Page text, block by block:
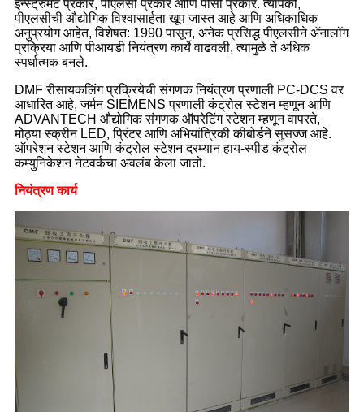
इन्स्ट्रुमेंट प्रकार, पीएलसी प्रकार आणि पीसी प्रकार. त्यापैकी,
पीएलसीची औद्योगिक विश्वासार्हता खूप जास्त आहे आणि अधिकाधिक
अनुप्रयोग आहेत, विशेषत: 1990 पासून, अनेक प्रसिद्ध पीएलसीने ॲनालॉग
प्रक्रिया आणि पीआयडी नियंत्रण कार्ये वाढवली, त्यामुळे ते अधिक
स्पर्धात्मक बनले.
DMF रीसायकलिंग प्रक्रियेची संगणक नियंत्रण प्रणाली PC-DCS वर
आधारित आहे, जर्मन SIEMENS प्रणाली कंट्रोल स्टेशन म्हणून आणि
ADVANTECH औद्योगिक संगणक ऑपरेटिंग स्टेशन म्हणून वापरते,
मोठ्या स्क्रीन LED, प्रिंटर आणि अभियांत्रिकी कीबोर्डने सुसज्ज आहे.
ऑपरेशन स्टेशन आणि कंट्रोल स्टेशन दरम्यान हाय-स्पीड कंट्रोल
कम्युनिकेशन नेटवर्कचा अवलंब केला जातो.
नियंत्रण कार्य